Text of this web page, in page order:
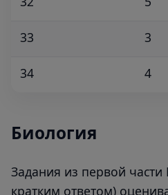
33 3
34 4
Биология
Задания из первой части
кратким ответом)